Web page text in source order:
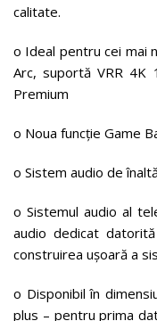
calitate.
o Ideal pentru cei mai
Arc, suportă VRR 4K
Premium
o Noua funcție Game
o Sistem audio de
o Sistemul audio al
audio dedicat
construirea ușoară a
o Disponibil în
plus – pentru prima